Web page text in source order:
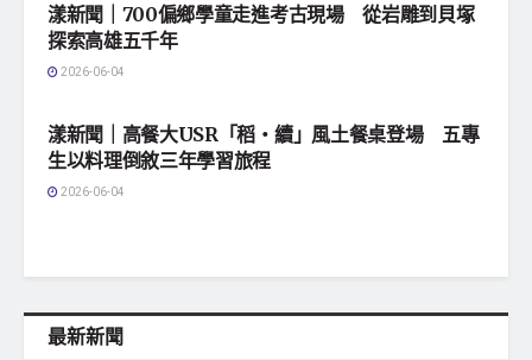
漾新聞｜700偏鄉學童走進考古現場 從岩雕到貝塚
探索高雄五千年
2026-06-04
漾新聞｜高餐大USR「稻・續」風土餐桌登場 五專
生以料理倒敘三年學習旅程
2026-06-04
最新新聞